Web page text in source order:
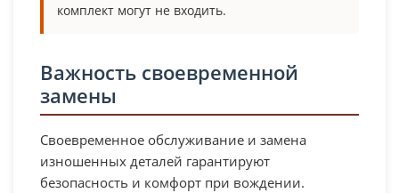
комплект могут не входить.
Важность своевременной
замены
Своевременное обслуживание и замена
изношенных деталей гарантируют
безопасность и комфорт при вождении.